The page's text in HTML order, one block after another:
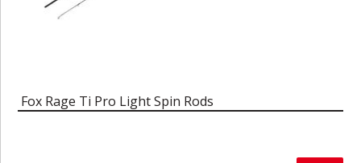
Fox Rage Ti Pro Light Spin Rods